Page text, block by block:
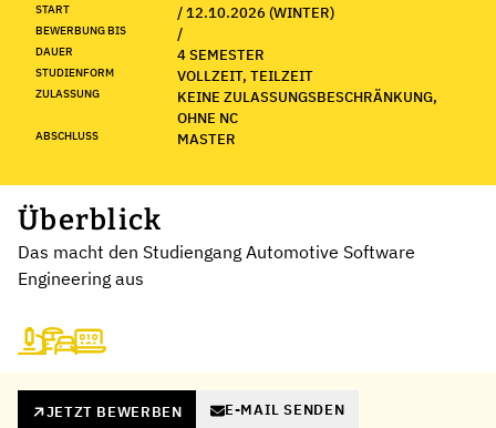
START / 12.10.2026 (WINTER)
BEWERBUNG BIS /
DAUER 4 SEMESTER
STUDIENFORM VOLLZEIT, TEILZEIT
ZULASSUNG
KEINE ZULASSUNGSBESCHRÄNKUNG,
OHNE NC
ABSCHLUSS MASTER
Überblick
Das macht den Studiengang Automotive Software
Engineering aus
JETZT BEWERBEN E-MAIL SENDEN